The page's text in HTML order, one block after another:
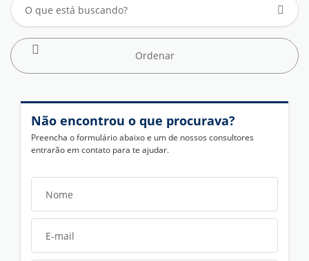
Ordenar
Não encontrou o que procurava?
Preencha o formulário abaixo e um de nossos consultores
entrarão em contato para te ajudar.